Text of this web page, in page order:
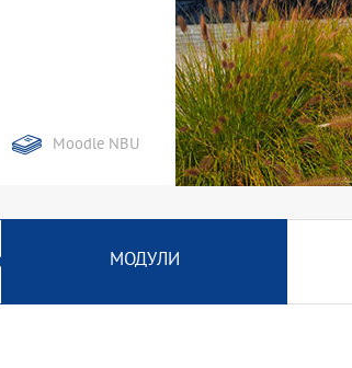
Moodle NBU
МОДУЛИ